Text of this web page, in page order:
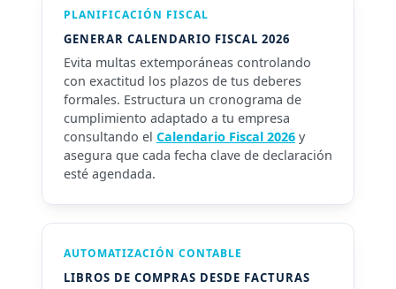
PLANIFICACIÓN FISCAL
GENERAR CALENDARIO FISCAL 2026
Evita multas extemporáneas controlando
con exactitud los plazos de tus deberes
formales. Estructura un cronograma de
cumplimiento adaptado a tu empresa
consultando el Calendario Fiscal 2026y
asegura que cada fecha clave de declaración
esté agendada.
AUTOMATIZACIÓN CONTABLE
LIBROS DE COMPRAS DESDE FACTURAS